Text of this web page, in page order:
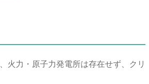
火力・原子力発電所は存在せず、クリ